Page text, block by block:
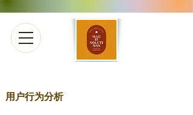
用户行为分析